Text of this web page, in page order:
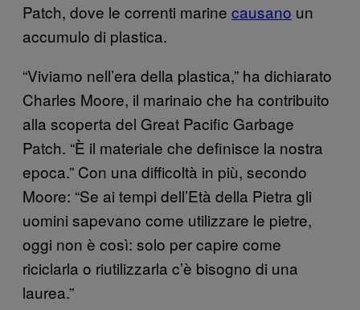
Patch, dove le correnti marine causano un
accumulo di plastica.
“Viviamo nell’era della plastica,” ha dichiarato
Charles Moore, il marinaio che ha contribuito
alla scoperta del Great Pacific Garbage
Patch. “È il materiale che definisce la nostra
epoca.” Con una difficoltà in più, secondo
Moore: “Se ai tempi dell’Età della Pietra gli
uomini sapevano come utilizzare le pietre,
oggi non è così: solo per capire come
riciclarla o riutilizzarla c’è bisogno di una
laurea.”